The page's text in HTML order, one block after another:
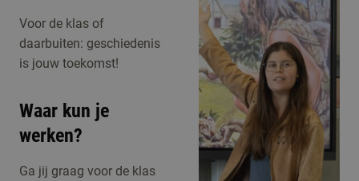
Voor de klas of
daarbuiten: geschiedenis
is jouw toekomst!
Waar kun je
werken?
Ga jij graag voor de klas